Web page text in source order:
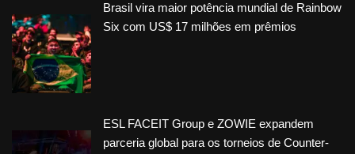
Brasil vira maior potência mundial de Rainbow
Six com US$ 17 milhões em prêmios
ESL FACEIT Group e ZOWIE expandem
parceria global para os torneios de Counter-